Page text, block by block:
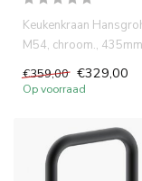
Keukenkraan
M54, chroom., 435mm
hoogde, uittrekbare
uitloo...
€359,00 €329,00
Op voorraad